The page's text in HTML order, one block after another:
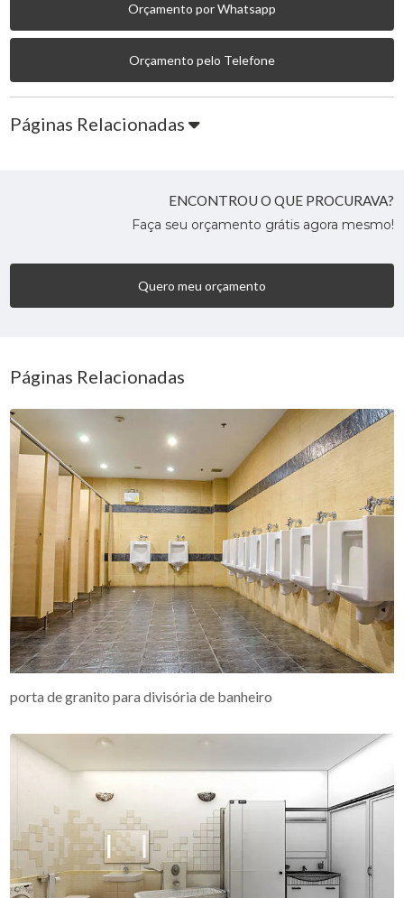
Orçamento por Whatsapp
Orçamento pelo Telefone
Páginas Relacionadas
ENCONTROU O QUE PROCURAVA?
Faça seu orçamento grátis agora mesmo!
Quero meu orçamento
Páginas Relacionadas
porta de granito para divisória de banheiro